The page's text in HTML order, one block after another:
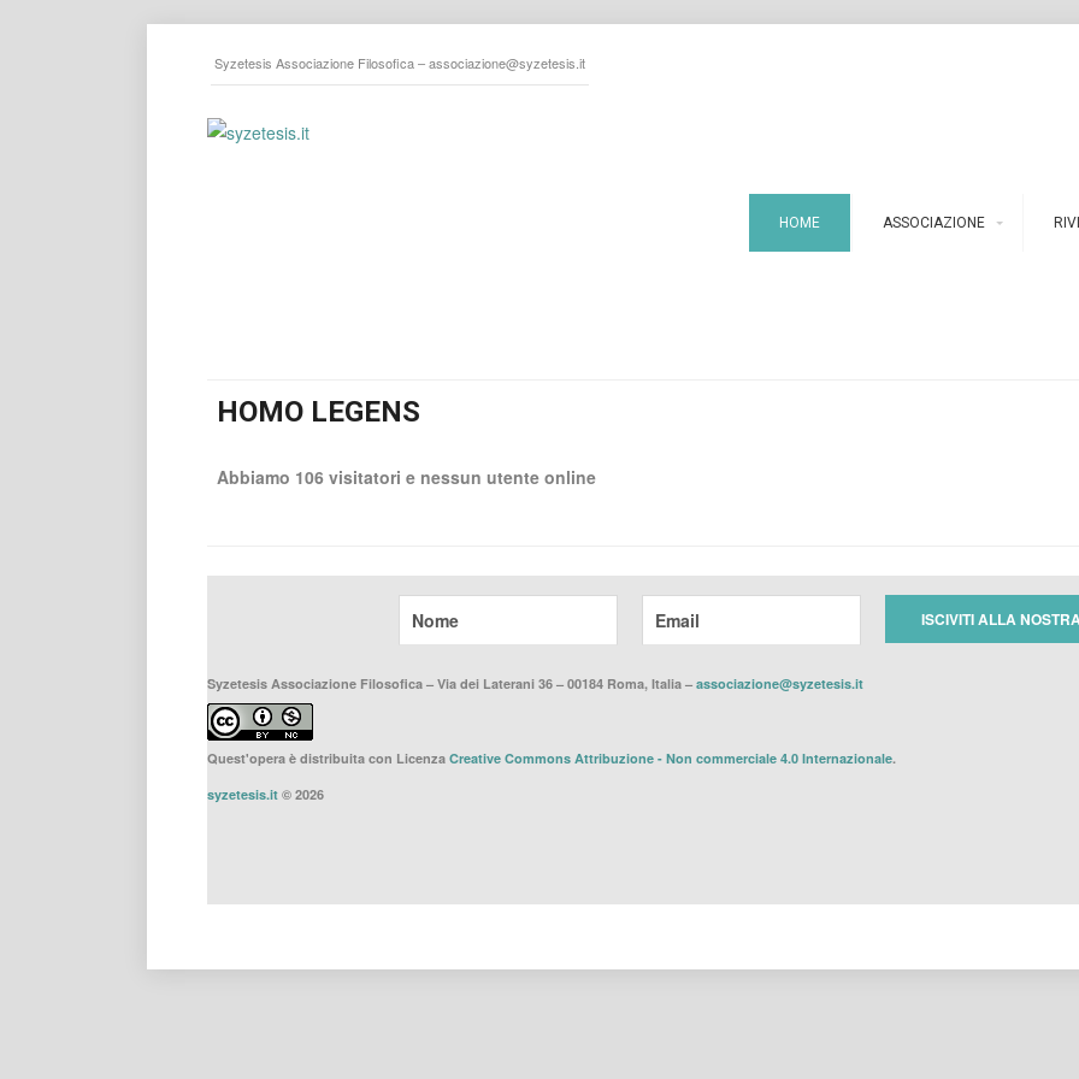
Syzetesis Associazione Filosofica –associazione@syzetesis.it
HOME ASSOCIAZIONE
HOMO LEGENS
Abbiamo 106 visitatori e nessun utente online
Syzetesis Associazione Filosofica – Via dei Laterani 36 – 00184 Roma, Italia – associazione@syzetesis.it
Quest'opera è distribuita con Licenza Creative Commons Attribuzione - Non commerciale 4.0 Internazionale.
syzetesis.it © 2026